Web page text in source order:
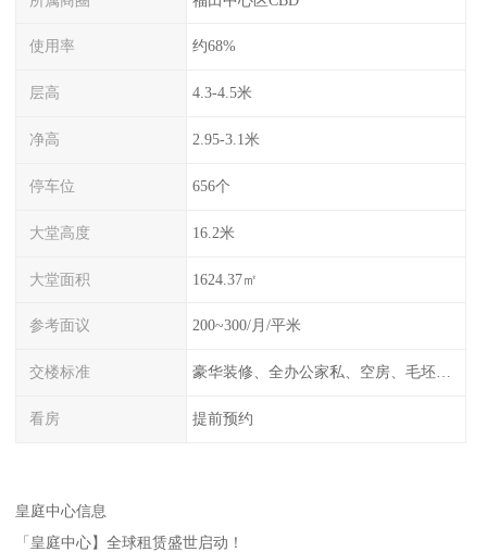
使用率 约68%
层高 4.3-4.5米
净高 2.95-3.1米
停车位 656个
大堂高度 16.2米
大堂面积 1624.37㎡
参考面议 200~300/月/平米
交楼标准 豪华装修、全办公家私、空房、毛坯、任选
看房 提前预约
皇庭中心信息
「皇庭中心】全球租赁盛世启动！